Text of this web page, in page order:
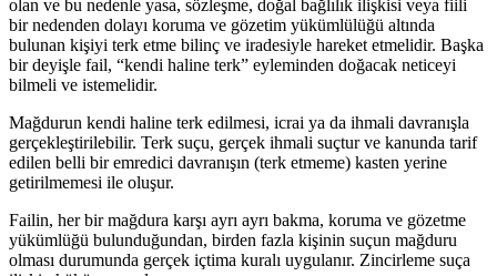
olan ve bu nedenle yasa, sözleşme, doğal bağlılık ilişkisi veya fiili
bir nedenden dolayı koruma ve gözetim yükümlülüğü altında
bulunan kişiyi terk etme bilinç ve iradesiyle hareket etmelidir. Başka
bir deyişle fail, “kendi haline terk” eyleminden doğacak neticeyi
bilmeli ve istemelidir.
Mağdurun kendi haline terk edilmesi, icrai ya da ihmali davranışla
gerçekleştirilebilir. Terk suçu, gerçek ihmali suçtur ve kanunda tarif
edilen belli bir emredici davranışın (terk etmeme) kasten yerine
getirilmemesi ile oluşur.
Failin, her bir mağdura karşı ayrı ayrı bakma, koruma ve gözetme
yükümlüğü bulunduğundan, birden fazla kişinin suçun mağduru
olması durumunda gerçek içtima kuralı uygulanır. Zincirleme suça